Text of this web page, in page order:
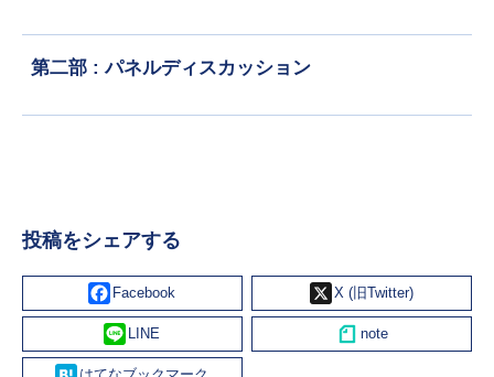
第二部 : パネルディスカッション
投稿をシェアする
Facebook X
Line
Hatena